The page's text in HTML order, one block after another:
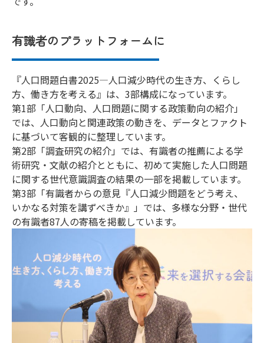
有識者のプラットフォームに
『人口問題白書2025―人口減少時代の生き方、くらし
方、働き方を考える』は、3部構成になっています。
第1部「人口動向、人口問題に関する政策動向の紹介」
では、人口動向と関連政策の動きを、データとファクト
に基づいて客観的に整理しています。
第2部「調査研究の紹介」では、有識者の推薦による学
術研究・文献の紹介とともに、初めて実施した人口問題
に関する世代意識調査の結果の一部を掲載しています。
第3部「有識者からの意見『人口減少問題をどう考え、
いかなる対策を講ずべきか』」では、多様な分野・世代
の有識者87人の寄稿を掲載しています。